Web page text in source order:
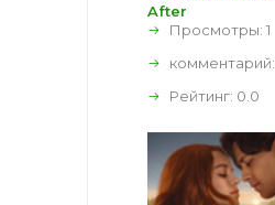
After
Просмотры: 1
комментарий:
Рейтинг: 0.0